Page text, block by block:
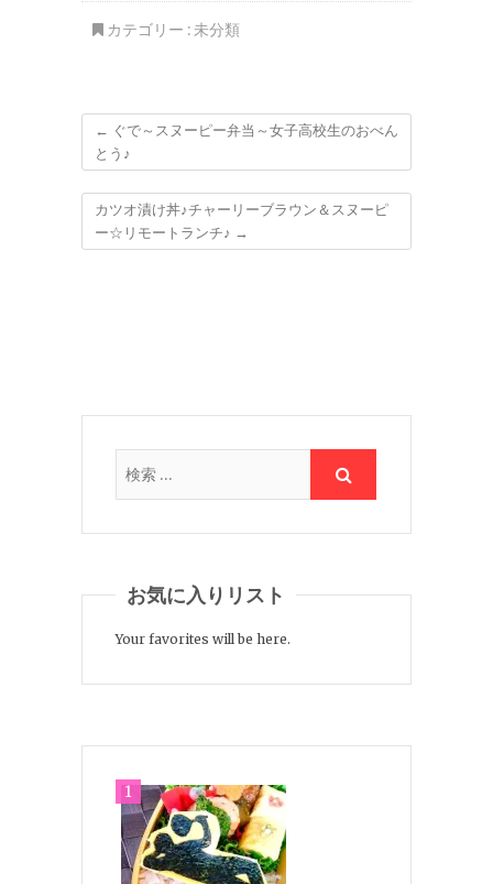
カテゴリー :未分類
← ぐで～スヌーピー弁当～女子高校生のおべん
とう♪
カツオ漬け丼♪チャーリーブラウン＆スヌーピ
ー☆リモートランチ♪ →
お気に入りリスト
Your favorites will be here.